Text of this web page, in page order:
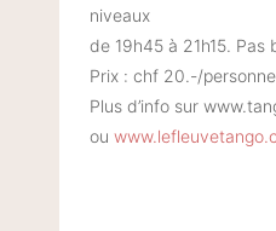
niveaux
de 19h45 à 21h15. Pas
Prix : chf 20.-/
Plus d’info sur
ou